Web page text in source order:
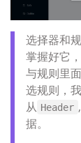
选择器和
掌握好它
与规则里
选规则，
从 Header ,
据。